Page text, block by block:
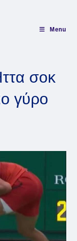
Menu
σοκ
γύρο